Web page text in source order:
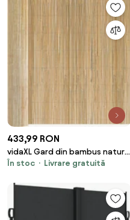
433,99 RON
vidaXL Gard din bambus natural
400 x 180 cm Bambus
În stoc Livrare gratuită